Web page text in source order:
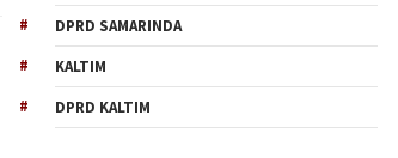
DPRD SAMARINDA
KALTIM
DPRD KALTIM